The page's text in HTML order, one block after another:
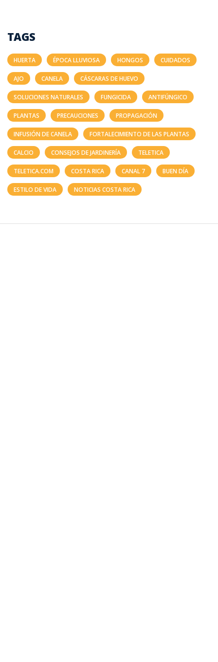
TAGS
HUERTA ÉPOCA LLUVIOSA HONGOS CUIDADOS
AJO CANELA CÁSCARAS DE HUEVO
SOLUCIONES NATURALES FUNGICIDA ANTIFÚNGICO
PLANTAS PRECAUCIONES PROPAGACIÓN
INFUSIÓN DE CANELA FORTALECIMIENTO DE LAS PLANTAS
CALCIO CONSEJOS DE JARDINERÍA TELETICA
TELETICA.COM COSTA RICA CANAL 7 BUEN DÍA
ESTILO DE VIDA NOTICIAS COSTA RICA